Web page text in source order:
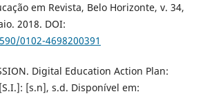
em Revista, Belo Horizonte, v. 34,
2018. DOI:
0102-4698200391
Digital Education Action Plan:
[s.n], s.d. Disponível em: